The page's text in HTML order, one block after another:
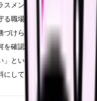
スメントに疲れて職場を変え
る職場」を見極めるための視
づけられている措置をよりど
を確認すればよいかを具体的
」という曖昧な言葉に頼らず
してください。